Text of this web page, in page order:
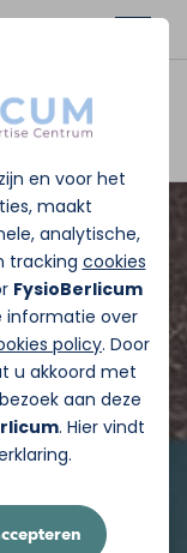
en voor het
maakt
analytische,
tracking cookies
FysioBerlicum
informatie over
policy. Door
u akkoord met
aan deze
. Hier vindt